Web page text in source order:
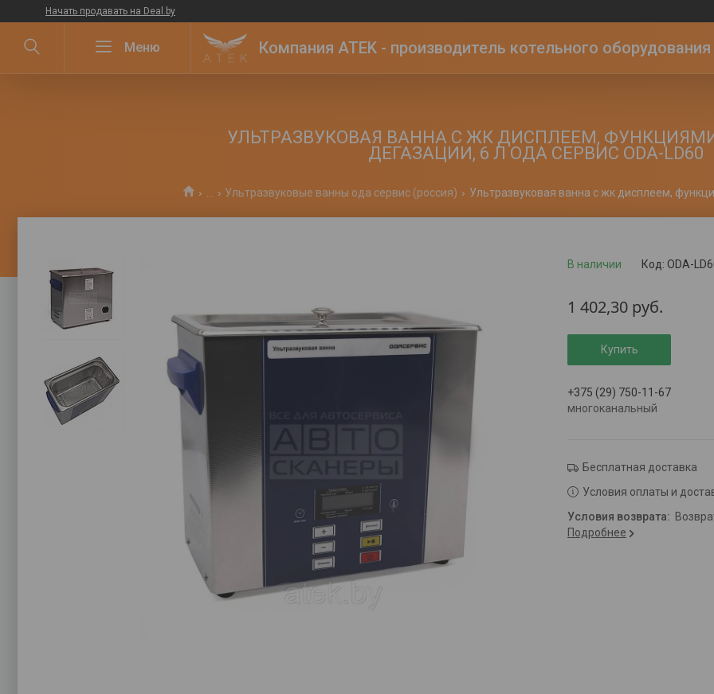
Начать продавать на Deal.by
Компания ATEK - производитель котельного
УЛЬТРАЗВУКОВАЯ ВАННА С ЖК ДИСПЛЕЕМ,
ДЕГАЗАЦИИ, 6 Л ОДА СЕРВИС ODA-LD60
Ультразвуковые ванны ода сервис (россия)
В наличии Код: ODA-
1 402,30 руб.
Купить
+375 (29) 750-11-67
многоканальный
Бесплатная доставка
Условия оплаты и
Подробнее